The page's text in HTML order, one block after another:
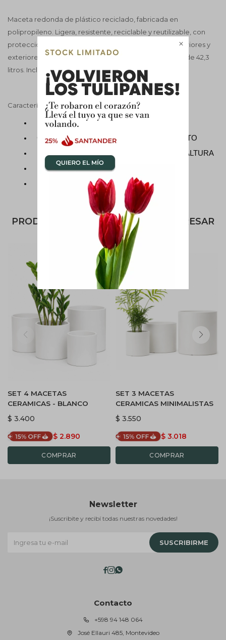

Maceta redonda de plástico reciclado, fabricada en
polipropileno. Ligera, resistente, reciclable y reutilizable, con
protección UV y resistente a las heladas. Apta para interiores y
exteriores, equipada con ruedas y con una capacidad de 42,3
litros. Incluye sistema de autorriego.
Características
Material: PLÁSTICO RECICLADO
Color: A ELECCIÓN GRIS, BLANCO, GRAFITO
Medidas: 43,3 CM DE BOCA Y 39,5 CM DE ALTURA
Uso: Interior y exterior
Incluye drenaje: NO
PRODUCTOS QUE TE PUEDEN INTERESAR
SET 4 MACETAS
CERAMICAS - BLANCO
$ 3.400
$ 2.890
SET 3 MACETAS
CERAMICAS MINIMALISTAS
$ 3.550
$ 3.018
Contacto
+598 94 148 064
José Ellauri 485, Montevideo
Newsletter
¡Suscribite y recibí todas nuestras novedades!
SUSCRIBIRME
